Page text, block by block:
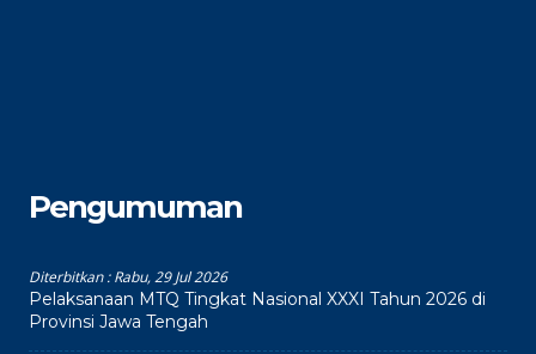
Pengumuman
Diterbitkan :Rabu, 29 Jul 2026
Pelaksanaan MTQ Tingkat Nasional XXXI Tahun 2026 di
Provinsi Jawa Tengah